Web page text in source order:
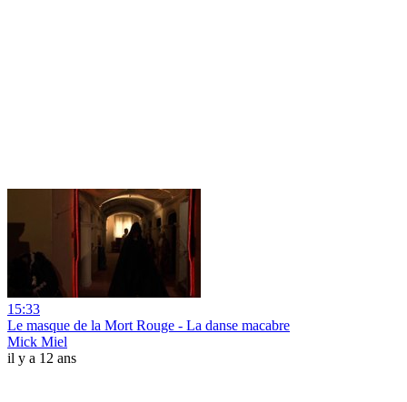
15:33
Le masque de la Mort Rouge - La danse macabre
Mick Miel
il y a 12 ans